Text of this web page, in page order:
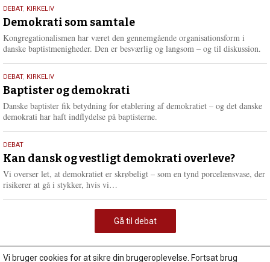
18.
maj
2026
DEBAT, KIRKELIV
Demokrati som samtale
Kongregationalismen har været den gennemgående organisationsform i
danske baptistmenigheder. Den er besværlig og langsom – og til diskussion.
18.
maj
2026
DEBAT, KIRKELIV
Baptister og demokrati
Danske baptister fik betydning for etablering af demokratiet – og det danske
demokrati har haft indflydelse på baptisterne.
18.
maj
2026
DEBAT
Kan dansk og vestligt demokrati overleve?
Vi overser let, at demokratiet er skrøbeligt – som en tynd porcelænsvase, der
risikerer at gå i stykker, hvis vi…
m
e
e
Gå til debat
Vi bruger cookies for at sikre din brugeroplevelse. Fortsat brug